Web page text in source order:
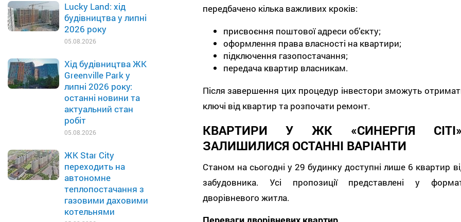
Lucky Land: хід
будівництва у липні
2026 року
05.08.2026
Хід будівництва ЖК
Greenville Park у
липні 2026 року:
останні новини та
актуальний стан
робіт
05.08.2026
ЖК Star City
переходить на
автономне
теплопостачання з
газовими даховими
котельнями
передбачено кілька важливих кроків:
присвоєння поштової адреси об’єкту;
оформлення права власності на квартири;
підключення газопостачання;
передача квартир власникам.
Після завершення цих процедур інвестори зможуть
ключі від квартир та розпочати ремонт.
КВАРТИРИ У ЖК «СИНЕРГІЯ
ЗАЛИШИЛИСЯ ОСТАННІ ВАРІАНТИ
Станом на сьогодні у 29 будинку доступні лише 6 квартир
забудовника. Усі пропозиції представлені у
дворівневого житла.